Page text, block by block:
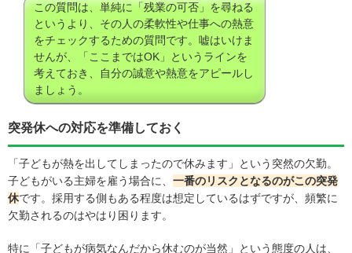
この質問は、単純に「残業の可否」を尋ねる
というより、その人の柔軟性や仕事への熱意
をチェックするための質問です。嘘はいけま
せんが、「ここまではOK」というラインを
考えておき、自分の誠意や熱意をアピールし
ましょう。
突発休への対応を準備しておく
「子どもが熱を出してしまったので休みます」という突然の欠勤。
子どもがいる主婦を雇う場合に、 一番のリスクとなるのがこの突発
休です。採用する側もある程度は想定しているはずですが、頻繁に
欠勤されるのはやはり困ります。
特に「子どもが病気なんだから休むのが当然」という態度の人は、